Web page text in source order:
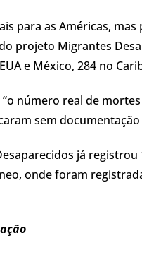
para as Américas,
projeto Migrantes
e México, 284 no
número real de
sem documentação
já
onde foram